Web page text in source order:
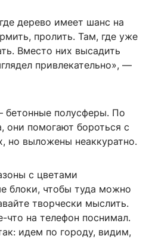
дерево имеет шанс на
пролить. Там, где уже
Вместо них высадить
привлекательно», —
полусферы. По
они помогают бороться с
но выложены неаккуратно.
с цветами
блоки, чтобы туда можно
творчески мыслить.
что на телефон поснимал.
идем по городу, видим,